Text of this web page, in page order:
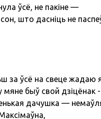
ўсё, не пакіне —
што дасніць не
за ўсё на свеце жадаю
мяне быў свой дзіцёнак -
дачушка —